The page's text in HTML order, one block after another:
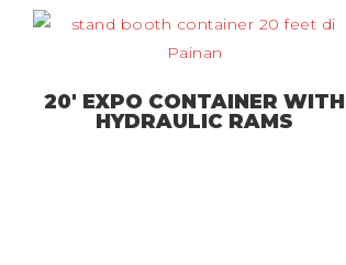
20′ EXPO CONTAINER WITH
HYDRAULIC RAMS